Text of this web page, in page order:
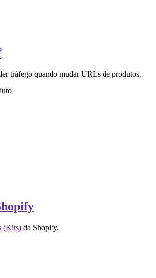
tráfego quando mudar URLs de produtos.
(Kits) da Shopify.